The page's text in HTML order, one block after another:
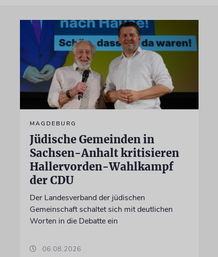
MAGDEBURG
Jüdische Gemeinden in
Sachsen-Anhalt kritisieren
Hallervorden-Wahlkampf
der CDU
Der Landesverband der jüdischen
Gemeinschaft schaltet sich mit deutlichen
Worten in die Debatte ein
06.08.2026